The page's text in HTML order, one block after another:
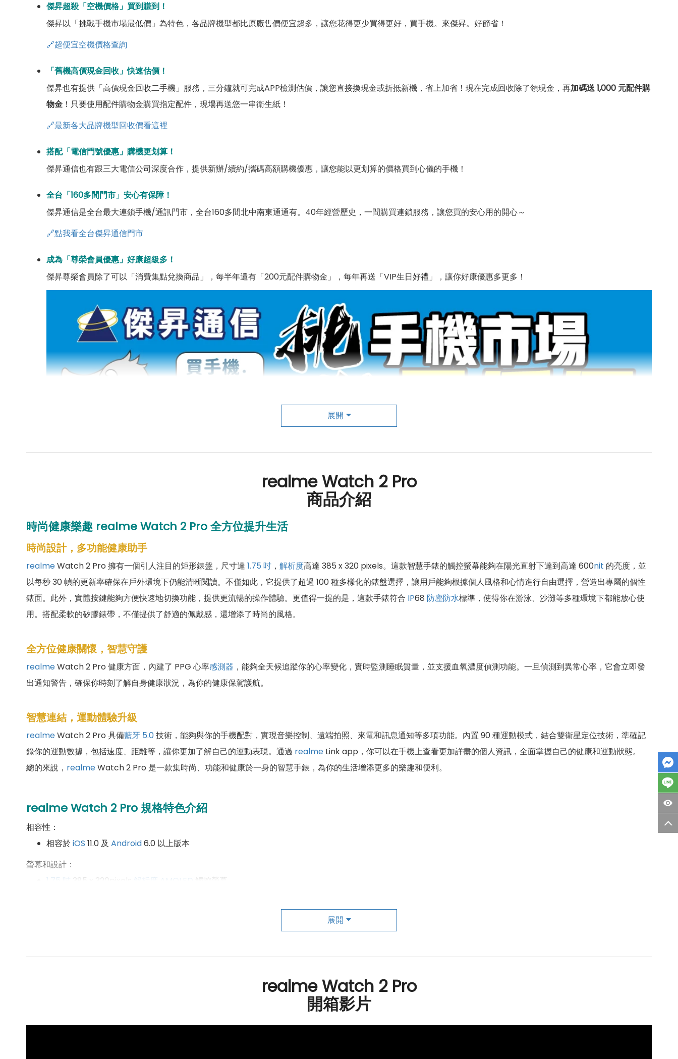
傑昇超殺「空機價格」買到賺到！
傑昇以「挑戰手機市場最低價」為特色，各品牌機型都比原廠售價便宜超多，讓您花得更少買得更好，買手機。來傑昇。好節省！
🔗超便宜空機價格查詢
「舊機高價現金回收」快速估價！
傑昇也有提供「高價現金回收二手機」服務，三分鐘就可完成APP檢測估價，讓您直接換現金或折抵新機，省上加省！現在完成回收除了領現金，再加碼送 1,000 元配件購
物金 ！只要使用配件購物金購買指定配件，現場再送您一串衛生紙！
🔗最新各大品牌機型回收價看這裡
搭配「電信門號優惠」購機更划算！
傑昇通信也有跟三大電信公司深度合作，提供新辦/續約/攜碼高額購機優惠，讓您能以更划算的價格買到心儀的手機！
全台「160多間門市」安心有保障！
傑昇通信是全台最大連鎖手機/通訊門市，全台160多間北中南東通通有。40年經營歷史，一間購買連鎖服務，讓您買的安心用的開心～
🔗點我看全台傑昇通信門市
成為「尊榮會員優惠」好康超級多！
傑昇尊榮會員除了可以「消費集點兌換商品」，每半年還有「200元配件購物金」，每年再送「VIP生日好禮」，讓你好康優惠多更多！
展開
realme Watch 2 Pro
商品介紹
時尚健康樂趣 realme Watch 2 Pro全方位提升生活
時尚設計，多功能健康助手
realmeWatch 2 Pro 擁有一個引人注目的矩形錶盤，尺寸達 1.75 吋 ， 解析度高達 385 x 320 pixels。這款智慧手錶的觸控螢幕能夠在陽光直射下達到高達 600nit 的亮度，並
以每秒 30 幀的更新率確保在戶外環境下仍能清晰閱讀。不僅如此，它提供了超過 100 種多樣化的錶盤選擇，讓用戶能夠根據個人風格和心情進行自由選擇，營造出專屬的個性
錶面。此外，實體按鍵能夠方便快速地切換功能，提供更流暢的操作體驗。更值得一提的是，這款手錶符合 IP68 防塵防水標準，使得你在游泳、沙灘等多種環境下都能放心使
用。搭配柔軟的矽膠錶帶，不僅提供了舒適的佩戴感，還增添了時尚的風格。
全方位健康關懷，智慧守護
realmeWatch 2 Pro 健康方面，內建了 PPG 心率感測器 ，能夠全天候追蹤你的心率變化，實時監測睡眠質量，並支援血氧濃度偵測功能。一旦偵測到異常心率，它會立即發
出通知警告，確保你時刻了解自身健康狀況，為你的健康保駕護航。
智慧連結，運動體驗升級
realmeWatch 2 Pro 具備藍牙 5.0技術，能夠與你的手機配對，實現音樂控制、遠端拍照、來電和訊息通知等多項功能。內置 90 種運動模式，結合雙衛星定位技術，準確記
錄你的運動數據，包括速度、距離等，讓你更加了解自己的運動表現。通過 realme Link app，你可以在手機上查看更加詳盡的個人資訊，全面掌握自己的健康和運動狀態。
總的來說， realmeWatch 2 Pro 是一款集時尚、功能和健康於一身的智慧手錶，為你的生活增添更多的樂趣和便利。
realme Watch 2 Pro規格特色介紹
相容性：
相容於iOS 11.0 及 Android6.0 以上版本
螢幕和設計：
1.75 吋 385 x 320pixels 解析度 AMOLED
觸控螢幕
防護特性：
展開
realme Watch 2 Pro
開箱影片